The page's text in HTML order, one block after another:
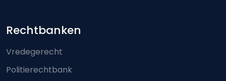
Footer-menu
Rechtbanken
Vredegerecht
Politierechtbank